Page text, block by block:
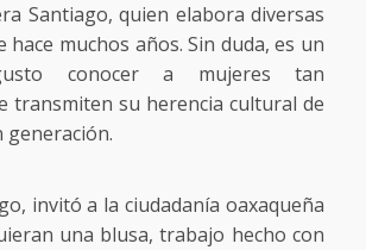
Santiago, quien elabora diversas
hace muchos años. Sin duda, es un
conocer a mujeres tan
transmiten su herencia cultural de
generación.
invitó a la ciudadanía oaxaqueña
una blusa, trabajo hecho con